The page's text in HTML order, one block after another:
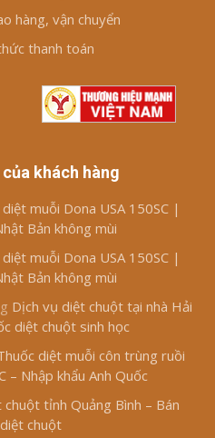
hàng, vận chuyển
thanh toán
khách hàng
muỗi Dona USA 150SC |
Bản không mùi
muỗi Dona USA 150SC |
Bản không mùi
Dịch vụ diệt chuột tại nhà Hải
diệt chuột sinh học
diệt muỗi côn trùng ruồi
– Nhập khẩu Anh Quốc
tỉnh Quảng Bình – Bán
chuột